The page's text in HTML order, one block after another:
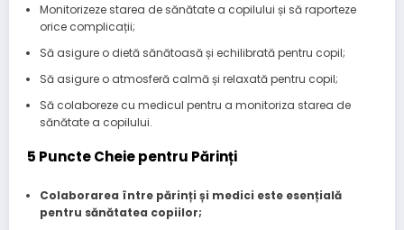
Monitorizeze starea de sănătate a copilului și să raporteze
orice complicații;
Să asigure o dietă sănătoasă și echilibrată pentru copil;
Să asigure o atmosferă calmă și relaxată pentru copil;
Să colaboreze cu medicul pentru a monitoriza starea de
sănătate a copilului.
5 Puncte Cheie pentru Părinți
Colaborarea între părinți și medici este esențială
pentru sănătatea copiilor;